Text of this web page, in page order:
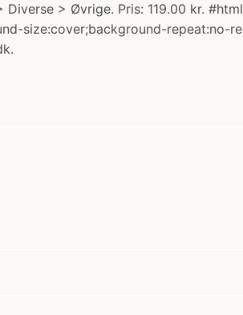
> Øvrige. Pris: 119.00 kr.
size:cover;background-repeat:no-